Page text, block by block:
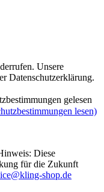
Unsere
Datenschutzerklärung.
gelesen
lesen)
Diese
für die Zukunft
shop.de